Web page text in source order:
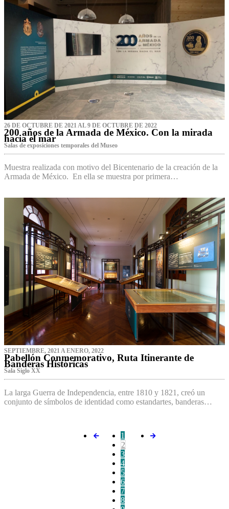
26 DE OCTUBRE DE 2021 AL 9 DE OCTUBRE DE 2022
200 años de la Armada de México. Con la mirada
hacia el mar
Salas de exposiciones temporales del Museo‌
Muestra realizada con motivo del Bicentenario de la creación de la
Armada de México. En ella se muestra por primera…
SEPTIEMBRE, 2021 A ENERO, 2022
Pabellón Conmemorativo, Ruta Itinerante de
Banderas Históricas
Sala Siglo XX
La larga Guerra de Independencia, entre 1810 y 1821, creó un
conjunto de símbolos de identidad como estandartes, banderas…
1
2
3
4
5
6
7
8